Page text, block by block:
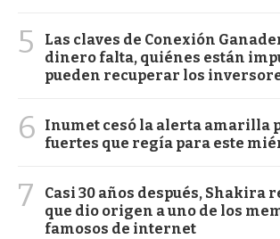
5
Las claves de Conexión
dinero falta, quiénes están
pueden recuperar los
6
Inumet cesó la alerta amarilla
fuertes que regía para este
7
Casi 30 años después, Shakira
que dio origen a uno de los
famosos de internet